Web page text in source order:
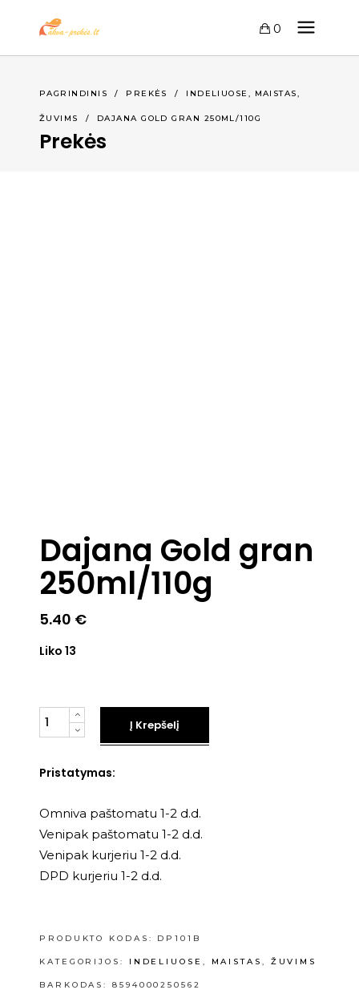
0
PAGRINDINIS / PREKĖS / INDELIUOSE , MAISTAS,
ŽUVIMS / DAJANA GOLD GRAN 250ML/110G
Prekės
Dajana Gold gran
250ml/110g
5.40 €
Liko 13
Kiekis
Į Krepšelį
Pristatymas:
Omniva paštomatu 1-2 d.d.
Venipak paštomatu 1-2 d.d.
Venipak kurjeriu 1-2 d.d.
DPD kurjeriu 1-2 d.d.
PRODUKTO KODAS: DP101B
KATEGORIJOS: INDELIUOSE , MAISTAS , ŽUVIMS
BARKODAS: 8594000250562